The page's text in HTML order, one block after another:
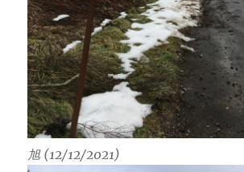
旭 (12/12/2021)